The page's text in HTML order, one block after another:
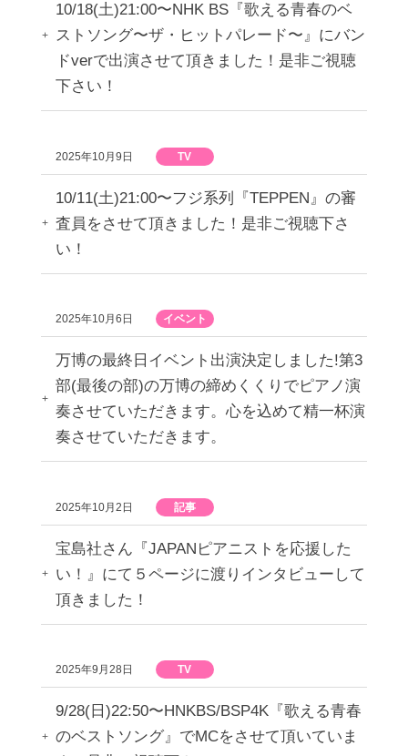
10/18(土)21:00〜NHK BS『歌える青春のベ
ストソング〜ザ・ヒットパレード〜』にバン
ドverで出演させて頂きました！是非ご視聴
下さい！
2025年10月9日 TV
10/11(土)21:00〜フジ系列『TEPPEN』の審
査員をさせて頂きました！是非ご視聴下さ
い！
2025年10月6日 イベント
万博の最終日イベント出演決定しました!第3
部(最後の部)の万博の締めくくりでピアノ演
奏させていただきます。心を込めて精一杯演
奏させていただきます。
2025年10月2日 記事
宝島社さん『JAPANピアニストを応援した
い！』にて５ページに渡りインタビューして
頂きました！
2025年9月28日 TV
9/28(日)22:50〜HNKBS/BSP4K『歌える青春
のベストソング』でMCをさせて頂いていま